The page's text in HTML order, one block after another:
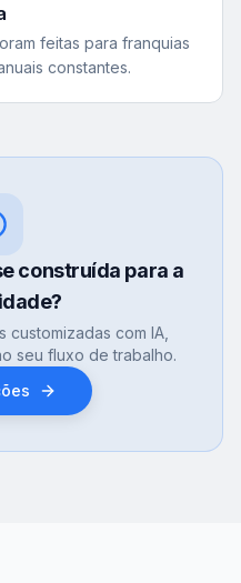
feitas para franquias
constantes.
construída para a
com IA,
seu fluxo de trabalho.